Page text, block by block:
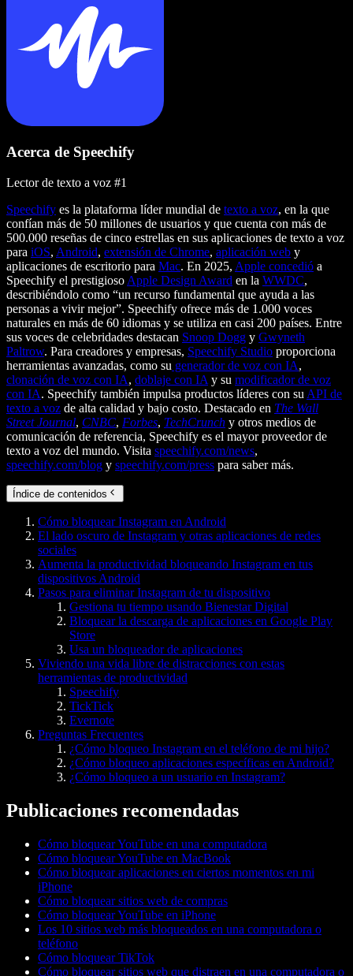
Acerca de Speechify
Lector de texto a voz #1
Speechify es la plataforma líder mundial de texto a voz, en la que
confían más de 50 millones de usuarios y que cuenta con más de
500.000 reseñas de cinco estrellas en sus aplicaciones de texto a voz
para iOS, Android, extensión de Chrome, aplicación web y
aplicaciones de escritorio para Mac. En 2025, Apple concedió a
Speechify el prestigioso Apple Design Award en la WWDC,
describiéndolo como “un recurso fundamental que ayuda a las
personas a vivir mejor”. Speechify ofrece más de 1.000 voces
naturales en más de 60 idiomas y se utiliza en casi 200 países. Entre
sus voces de celebridades destacan Snoop Dogg y Gwyneth
Paltrow. Para creadores y empresas, Speechify Studio proporciona
herramientas avanzadas, como su generador de voz con IA,
clonación de voz con IA, doblaje con IA y su modificador de voz
con IA. Speechify también impulsa productos líderes con su API de
texto a voz de alta calidad y bajo costo. Destacado en The Wall
Street Journal, CNBC, Forbes, TechCrunch y otros medios de
comunicación de referencia, Speechify es el mayor proveedor de
texto a voz del mundo. Visita speechify.com/news,
speechify.com/blog y speechify.com/press para saber más.
Índice de contenidos
Cómo bloquear Instagram en Android
El lado oscuro de Instagram y otras aplicaciones de redes
sociales
Aumenta la productividad bloqueando Instagram en tus
dispositivos Android
Pasos para eliminar Instagram de tu dispositivo
Gestiona tu tiempo usando Bienestar Digital
Bloquear la descarga de aplicaciones en Google Play
Store
Usa un bloqueador de aplicaciones
Viviendo una vida libre de distracciones con estas
herramientas de productividad
Speechify
TickTick
Evernote
Preguntas Frecuentes
¿Cómo bloqueo Instagram en el teléfono de mi hijo?
¿Cómo bloqueo aplicaciones específicas en Android?
¿Cómo bloqueo a un usuario en Instagram?
Publicaciones recomendadas
Cómo bloquear YouTube en una computadora
Cómo bloquear YouTube en MacBook
Cómo bloquear aplicaciones en ciertos momentos en mi
iPhone
Cómo bloquear sitios web de compras
Cómo bloquear YouTube en iPhone
Los 10 sitios web más bloqueados en una computadora o
teléfono
Cómo bloquear TikTok
Cómo bloquear sitios web que distraen en una computadora o